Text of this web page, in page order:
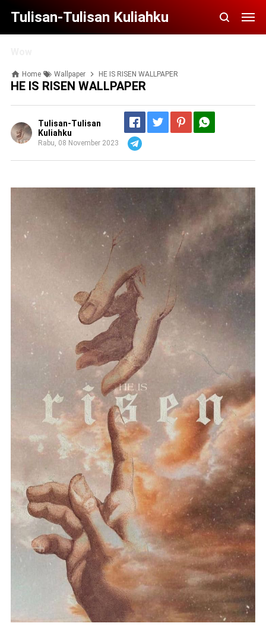
Tulisan-Tulisan Kuliahku
Home Wallpaper HE IS RISEN WALLPAPER
HE IS RISEN WALLPAPER
Tulisan-Tulisan
Kuliahku
Rabu, 08 November 2023